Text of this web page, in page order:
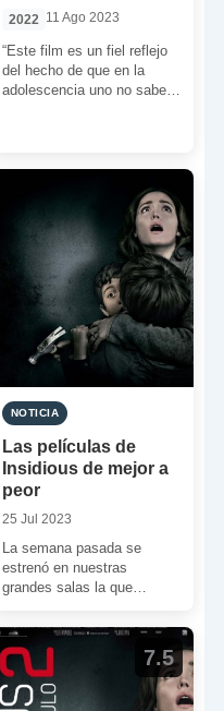
2022 11 Ago 2023
“Este film es un fiel reflejo
del hecho de que en la
adolescencia uno no sabe
NOTICIA
Las películas de
Insidious de mejor a
peor
25 Jul 2023
La semana pasada se
estrenó en nuestras
grandes salas la que
entrega de ‘Insidious’, la
famosa […]
7.5